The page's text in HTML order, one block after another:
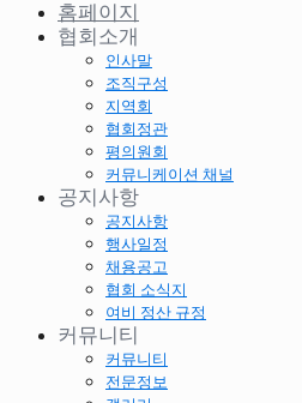
홈페이지
협회소개
인사말
조직구성
지역회
협회정관
평의원회
커뮤니케이션 채널
공지사항
공지사항
행사일정
채용공고
협회 소식지
여비 정산 규정
커뮤니티
커뮤니티
전문정보